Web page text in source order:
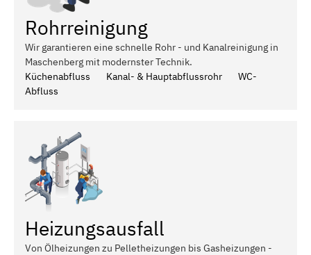
Rohrreinigung
Wir garantieren eine schnelle Rohr - und Kanalreinigung in
Maschenberg mit modernster Technik.
Küchenabfluss
Kanal- & Hauptabflussrohr
WC-
Abfluss
Heizungsausfall
Von Ölheizungen zu Pelletheizungen bis Gasheizungen -